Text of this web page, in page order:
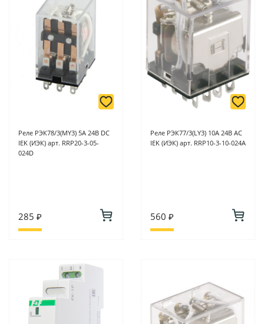
Реле РЭК78/3(MY3) 5А 24В DC
IEK (ИЭК) арт. RRP20-3-05-
024D
285 ₽
Реле РЭК77/3(LY3) 10А 24В АC
IEK (ИЭК) арт. RRP10-3-10-024A
560 ₽